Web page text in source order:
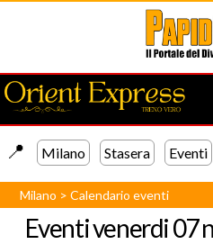
📍️ Milano Stasera Eventi
Milano >Calendario eventi
Eventivenerdi 07